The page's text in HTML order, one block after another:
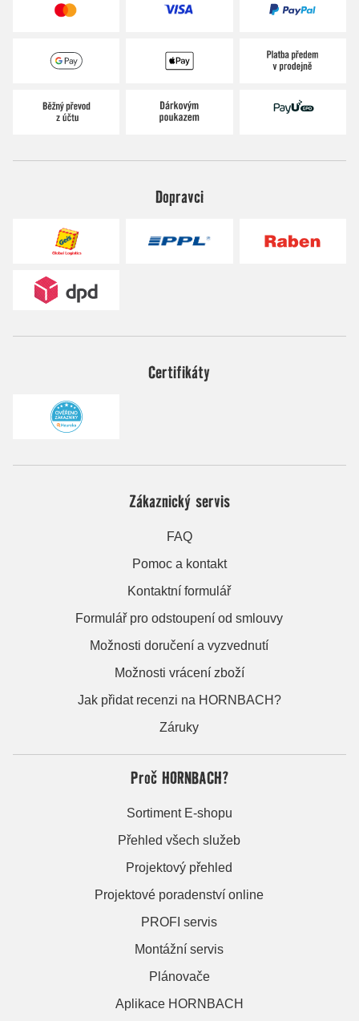
Dopravci
Certifikáty
Zákaznický servis
FAQ
Pomoc a kontakt
Kontaktní formulář
Formulář pro odstoupení od smlouvy
Možnosti doručení a vyzvednutí
Možnosti vrácení zboží
Jak přidat recenzi na HORNBACH?
Záruky
Proč HORNBACH?
Sortiment E-shopu
Přehled všech služeb
Projektový přehled
Projektové poradenství online
PROFI servis
Montážní servis
Plánovače
Aplikace HORNBACH